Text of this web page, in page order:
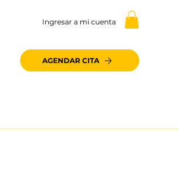
Ingresar a mi cuenta
AGENDAR CITA